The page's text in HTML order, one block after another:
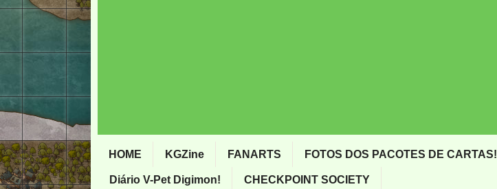
HOME KGZine FANARTS FOTOS DOS PACOTES DE CARTAS!
Diário V-Pet Digimon! CHECKPOINT SOCIETY